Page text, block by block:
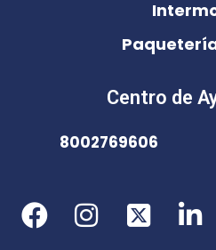
Centro de
8002769606